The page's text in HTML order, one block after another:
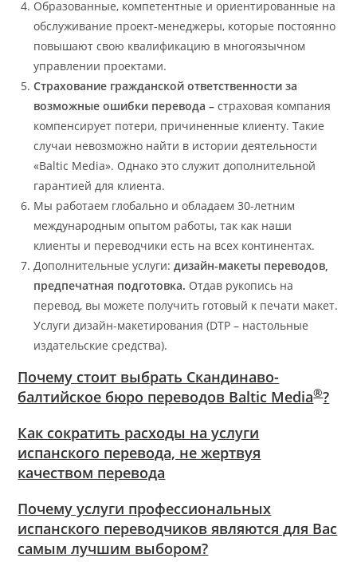
Образованные, компетентные и ориентированные на
обслуживание проект-менеджеры, которые постоянно
повышают свою квалификацию в многоязычном
управлении проектами.
Страхование гражданской ответственности за
возможные ошибки перевода –страховая компания
компенсирует потери, причиненные клиенту. Такие
случаи невозможно найти в истории деятельности
«Baltic Media». Однако это служит дополнительной
гарантией для клиента.
Мы работаем глобально и обладаем 30-летним
международным опытом работы, так как наши
клиенты и переводчики есть на всех континентах.
Дополнительные услуги:дизайн-макеты переводов,
предпечатная подготовка. Отдав рукопись на
перевод, вы можете получить готовый к печати макет.
Услуги дизайн-макетирования (DTP – настольные
издательские средства).
Почему стоит выбрать Скандинаво-
балтийское бюро переводов Baltic Media®?
Как сократить расходы на услуги
испанского перевода, не жертвуя
качеством перевода
Почему услуги профессиональных
испанского переводчиков являются для Вас
самым лучшим выбором?